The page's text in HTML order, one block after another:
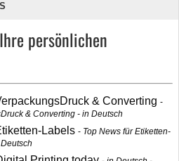
persönlichen
& Converting
& Converting - in Deutsch
Labels
Top News für Etiketten-